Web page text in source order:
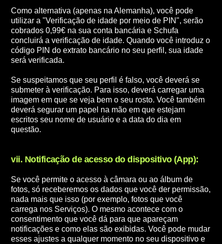
Como alternativa (apenas na Alemanha), você pode
utilizar a "Verificação de idade por meio de PIN", serão
cobrados 0,99€ na sua conta bancária e Schufa
concluirá a verificação de idade. Quando você introduz o
código PIN do extrato bancário no seu perfil, sua idade
será verificada.
Se suspeitamos que seu perfil é falso, você deverá se
submeter à verificação. Para isso, deverá carregar uma
imagem em que se veja bem o seu rosto. Você também
deverá segurar um papel na mão em que estejam
escritos seu nome de usuário e a data do dia em
questão.
vii. Notificação de acesso do dispositivo (App):
Se você permite o acesso à câmara ou ao álbum de
fotos, só receberemos os dados que você der permissão,
nada mais que isso (por exemplo, fotos que você
carrega nos Serviços). O mesmo acontece com o
consentimento que você dá para que apareçam
notificações e como elas são exibidas. Você pode mudar
esses ajustes a qualquer momento no seu dispositivo e